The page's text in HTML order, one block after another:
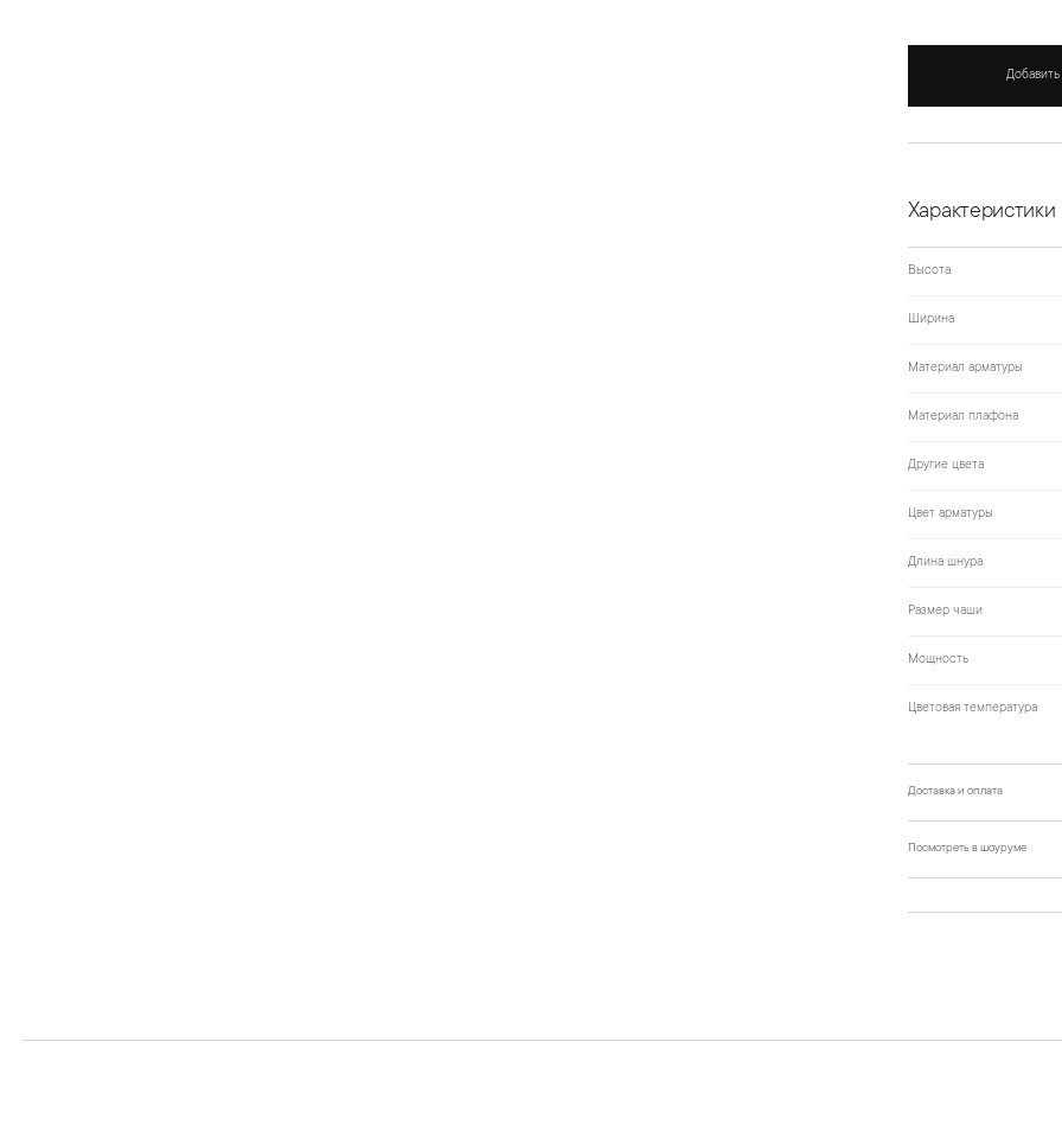
Характеристики
Высота
Ширина
Материал арматуры
Материал плафона
Другие цвета
Цвет арматуры
Длина шнура
Размер чаши
Мощность
Цветовая температура
Доставка и оплата
Посмотреть в шоуруме